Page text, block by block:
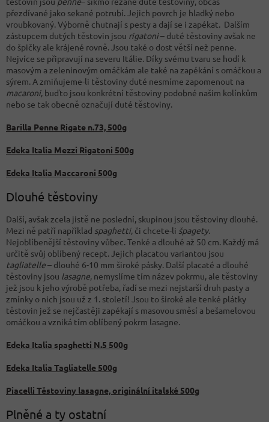
přezdívané jako sekané potrubí. Jejich povrch je hladký nebo
vroubkovaný. Výborně chutnají s pesty a dají se i zapékat. Dalším
zástupcem dutých těstovin jsou rigatoni– duté těstoviny avšak ne
do špičky ale krájené rovně. Jsou také o dost větší než penne.
Nejvíce se připravují na severu Itálie. Díky svému tvaru se hodí k
masovým a zeleninovým omáčkám ale také na zapékání s omáčkou a
sýrem. A zmiňujeme-li těstoviny duté nesmíme zapomenout na
macaroni, buďto jsou konkrétní těstoviny podobné našim kolínkům
nebo se tak obecně označují duté těstoviny.
Barilla Penne Rigate n.73, 500g
Edeka Italia Mezzi Rigatoni 500g
Edeka Italia Maccaroni 500g
Dlouhé těstoviny
Další, avšak zcela jistě ne poslední, skupinou jsou těstoviny dlouhé.
Mezi ně patří například spaghetti, či chcete-li špagety.
Nejoblíbenější těstoviny vůbec. Tenké a dlouhé až 50 cm. Každý má
určitě svůj oblíbený recept. Jejich placatou variantou jsou
tagliatelle– dlouhé 6-10 mm široké pásky. Další placaté a dlouhé
těstoviny jsou lasagne , nemyslíme tím název pokrmu, ale těstoviny
jež jsou k jeho výrobě potřeba, řadí se mezi nejstarší druh pasty a
zmínky o nich jsou už z 1. století! Jsou to široké ale tenké plátky
těstovin jež se nejčastěji zapékají s masovou směsí a bešamelovou
omáčkou a vzniká tím oblíbený pokrm lasagne.
Edeka Italia spaghetti N.5 500g
Edeka Italia Tagliatelle 500g
Piacelli Těstoviny lasagne, originální italské 500g
Plněné a ty ostatní